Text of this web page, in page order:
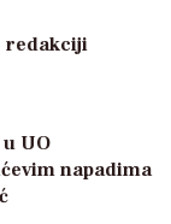
redakciji
UO
napadima